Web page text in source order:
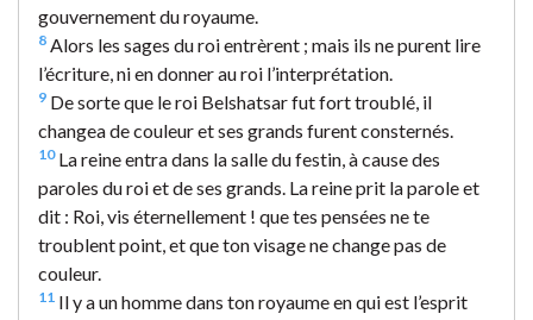
gouvernement du royaume.
8 Alors les sages du roi entrèrent ; mais ils ne purent lire
l’écriture, ni en donner au roi l’interprétation.
9 De sorte que le roi Belshatsar fut fort troublé, il
changea de couleur et ses grands furent consternés.
10La reine entra dans la salle du festin, à cause des
paroles du roi et de ses grands. La reine prit la parole et
dit : Roi, vis éternellement ! que tes pensées ne te
troublent point, et que ton visage ne change pas de
couleur.
11 Il y a un homme dans ton royaume en qui est l’esprit